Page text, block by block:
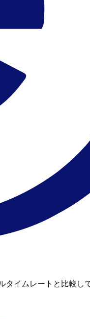
イムレートと比較し